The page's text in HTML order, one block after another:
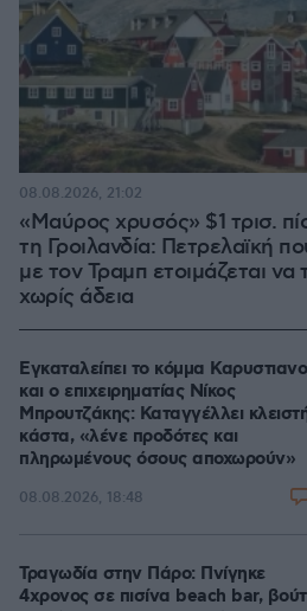
«Μαύρος χρυσός» $1 τρισ.
τη Γροιλανδία: Πετρελαϊκή
με τον Τραμπ ετοιμάζεται
χωρίς άδεια
08.08.2026, 21:02
Εγκαταλείπει το κόμμα
και ο επιχειρηματίας Νίκος
Μπρουτζάκης: Καταγγέλλει
κάστα, «λένε προδότες και
πληρωμένους όσους αποχωρούν»
08.08.2026, 18:48
Τραγωδία στην Πάρο: Πνίγηκε
4χρονος σε πισίνα beach bar,